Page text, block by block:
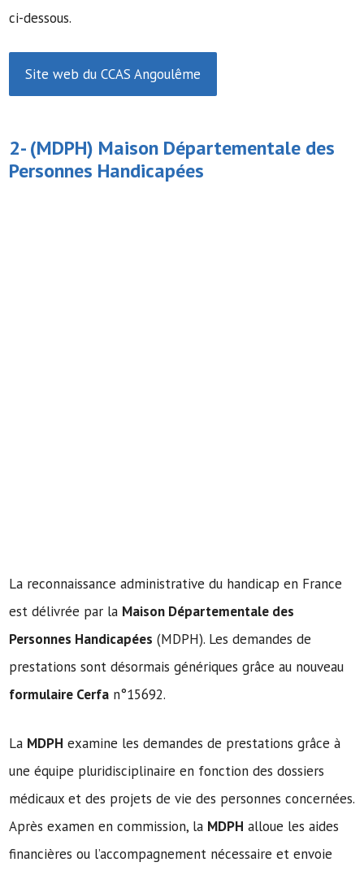
ci-dessous.
Site web du CCAS Angoulême
2- (MDPH) Maison Départementale des
Personnes Handicapées
La reconnaissance administrative du handicap en France
est délivrée par la Maison Départementale des
Personnes Handicapées (MDPH). Les demandes de
prestations sont désormais génériques grâce au nouveau
formulaire Cerfa n°15692.
La MDPH examine les demandes de prestations grâce à
une équipe pluridisciplinaire en fonction des dossiers
médicaux et des projets de vie des personnes concernées.
Après examen en commission, la MDPH alloue les aides
financières ou l’accompagnement nécessaire et envoie